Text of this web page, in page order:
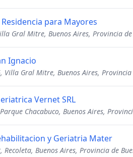
para Mayores
Gral Mitre, Buenos Aires, Provincia de
Ignacio
Villa Gral Mitre, Buenos Aires, Provincia
Vernet SRL
Chacabuco, Buenos Aires,
y Geriatria Mater
Recoleta, Buenos Aires, Provincia de